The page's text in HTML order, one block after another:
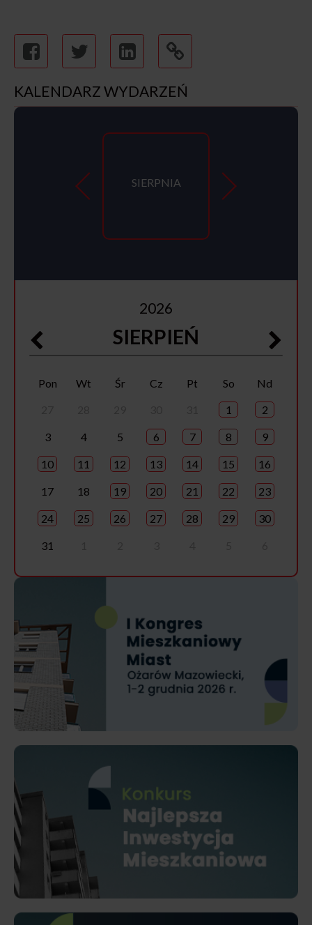
KALENDARZ WYDARZEŃ
SIERPNIA
2026
SIERPIEŃ
Pon Wt Śr Cz Pt So
Nd
1 2
3 4 5 6 7 8 9
10 11 12 13 14 15 16
17 18 19 20 21 22 23
24 25 26 27 28 29 30
31